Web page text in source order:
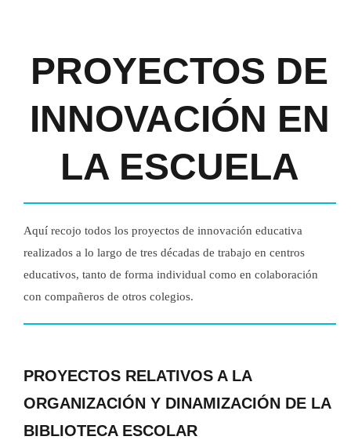
PROYECTOS DE
INNOVACIÓN EN
LA ESCUELA
Aquí recojo todos los proyectos de innovación educativa
realizados a lo largo de tres décadas de trabajo en centros
educativos, tanto de forma individual como en colaboración
con compañeros de otros colegios.
PROYECTOS RELATIVOS A LA
ORGANIZACIÓN Y DINAMIZACIÓN DE LA
BIBLIOTECA ESCOLAR